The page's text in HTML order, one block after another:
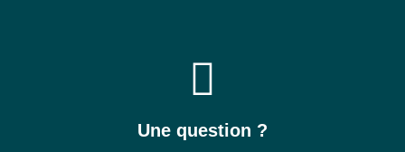
Une question ?